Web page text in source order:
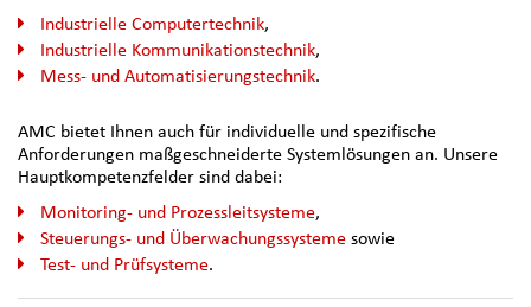
Industrielle Computertechnik,
Industrielle Kommunikationstechnik,
Mess- und Automatisierungstechnik.
AMC bietet Ihnen auch für individuelle und spezifische
Anforderungen maßgeschneiderte Systemlösungen an. Unsere
Hauptkompetenzfelder sind dabei:
Monitoring- und Prozessleitsysteme,
Steuerungs- und Überwachungssysteme sowie
Test- und Prüfsysteme.